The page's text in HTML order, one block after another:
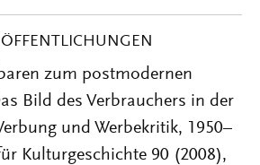
zum postmodernen
Bild des Verbrauchers in der
und Werbekritik, 1950–
Kulturgeschichte 90 (2008),